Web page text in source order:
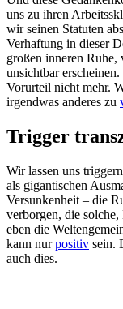
uns zu ihren
wir seinen Statuten
Verhaftung in dieser
großen inneren
unsichtbar
Vorurteil nicht mehr.
irgendwas anderes zu
Trigger
Wir lassen uns
als gigantischen
Versunkenheit – die
verborgen, die
eben die
kann nurpositiv sein.
auch dies.